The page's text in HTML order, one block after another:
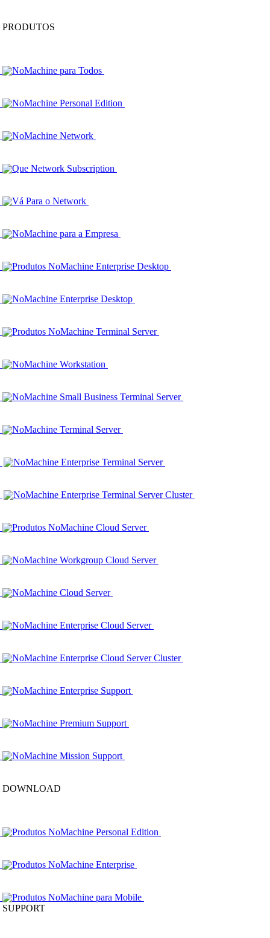
PRODUTOS
NoMachine para Todos
NoMachine Personal Edition
NoMachine Network
Que Network Subscription
Vá Para o Network
NoMachine para a Empresa
Produtos NoMachine Enterprise Desktop
NoMachine Enterprise Desktop
Produtos NoMachine Terminal Server
NoMachine Workstation
NoMachine Small Business Terminal Server
NoMachine Terminal Server
NoMachine Enterprise Terminal Server
NoMachine Enterprise Terminal Server Cluster
Produtos NoMachine Cloud Server
NoMachine Workgroup Cloud Server
NoMachine Cloud Server
NoMachine Enterprise Cloud Server
NoMachine Enterprise Cloud Server Cluster
NoMachine Enterprise Support
NoMachine Premium Support
NoMachine Mission Support
DOWNLOAD
Produtos NoMachine Personal Edition
Produtos NoMachine Enterprise
Produtos NoMachine para Mobile
SUPPORT